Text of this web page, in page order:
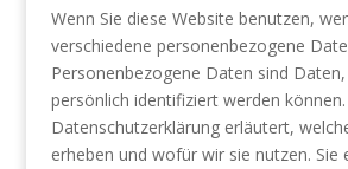
Wenn Sie diese Website benutzen,
verschiedene personenbezogene
Personenbezogene Daten sind
persönlich identifiziert werden
Datenschutzerklärung erläutert,
erheben und wofür wir sie nutzen. Sie